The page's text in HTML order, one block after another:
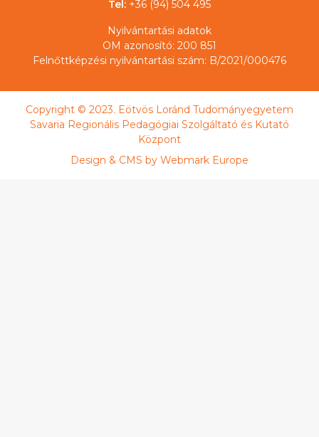
Tel: +36 (94) 504 495
Nyilvántartási adatok
OM azonosító: 200 851
Felnőttképzési nyilvántartási szám: B/2021/000476
Copyright © 2023. Eötvös Loránd Tudományegyetem
Savaria Regionális Pedagógiai Szolgáltató és Kutató
Központ
Design & CMS by Webmark Europe